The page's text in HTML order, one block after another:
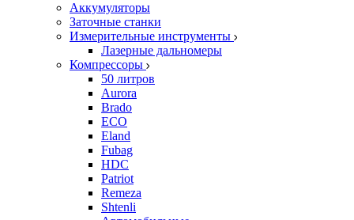
Аккумуляторы
Заточные станки
Измерительные инструменты
Лазерные дальномеры
Компрессоры
50 литров
Aurora
Brado
ECO
Eland
Fubag
HDC
Patriot
Remeza
Shtenli